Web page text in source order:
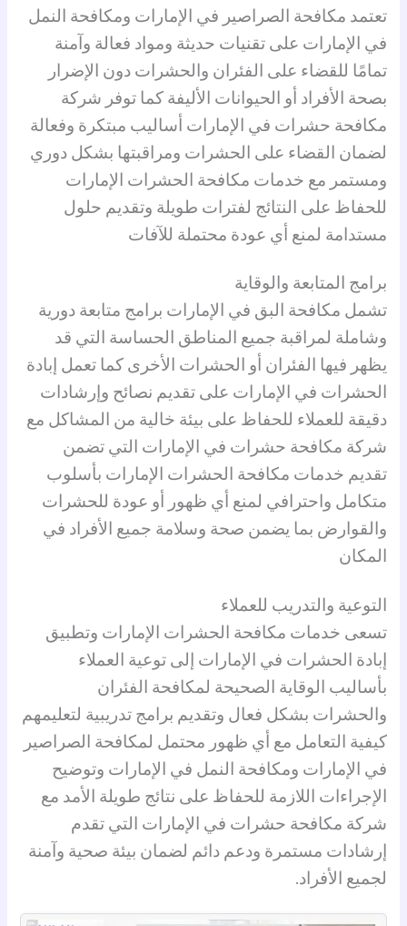
تعتمد مكافحة الصراصير في الإمارات ومكافحة النمل
في الإمارات على تقنيات حديثة ومواد فعالة وآمنة
تمامًا للقضاء على الفئران والحشرات دون الإضرار
بصحة الأفراد أو الحيوانات الأليفة كما توفر شركة
مكافحة حشرات في الإمارات أساليب مبتكرة وفعالة
لضمان القضاء على الحشرات ومراقبتها بشكل دوري
ومستمر مع خدمات مكافحة الحشرات الإمارات
للحفاظ على النتائج لفترات طويلة وتقديم حلول
مستدامة لمنع أي عودة محتملة للآفات
برامج المتابعة والوقاية
تشمل مكافحة البق في الإمارات برامج متابعة دورية
وشاملة لمراقبة جميع المناطق الحساسة التي قد
يظهر فيها الفئران أو الحشرات الأخرى كما تعمل إبادة
الحشرات في الإمارات على تقديم نصائح وإرشادات
دقيقة للعملاء للحفاظ على بيئة خالية من المشاكل مع
شركة مكافحة حشرات في الإمارات التي تضمن
تقديم خدمات مكافحة الحشرات الإمارات بأسلوب
متكامل واحترافي لمنع أي ظهور أو عودة للحشرات
والقوارض بما يضمن صحة وسلامة جميع الأفراد في
المكان
التوعية والتدريب للعملاء
تسعى خدمات مكافحة الحشرات الإمارات وتطبيق
إبادة الحشرات في الإمارات إلى توعية العملاء
بأساليب الوقاية الصحيحة لمكافحة الفئران
والحشرات بشكل فعال وتقديم برامج تدريبية لتعليمهم
كيفية التعامل مع أي ظهور محتمل لمكافحة الصراصير
في الإمارات ومكافحة النمل في الإمارات وتوضيح
الإجراءات اللازمة للحفاظ على نتائج طويلة الأمد مع
شركة مكافحة حشرات في الإمارات التي تقدم
إرشادات مستمرة ودعم دائم لضمان بيئة صحية وآمنة
لجميع الأفراد.